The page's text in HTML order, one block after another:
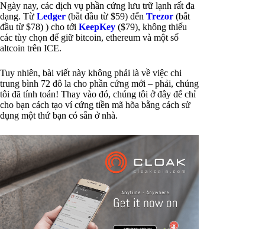
Ngày nay, các dịch vụ phần cứng lưu trữ lạnh rất đa
dạng. Từ Ledger (bắt đầu từ $59) đến Trezor (bắt
đầu từ $78) ) cho tới KeepKey ($79), không thiếu
các tùy chọn để giữ bitcoin, ethereum và một số
altcoin trên ICE.
Tuy nhiên, bài viết này không phải là về việc chi
trung bình 72 đô la cho phần cứng mới – phải, chúng
tôi đã tính toán! Thay vào đó, chúng tôi ở đây để chỉ
cho bạn cách tạo ví cứng tiền mã hõa bằng cách sử
dụng một thứ bạn có sẵn ở nhà.